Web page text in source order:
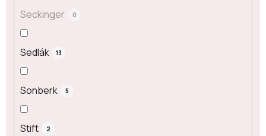
Seckinger 0
Sedlák 13
Sonberk 5
Stift 2